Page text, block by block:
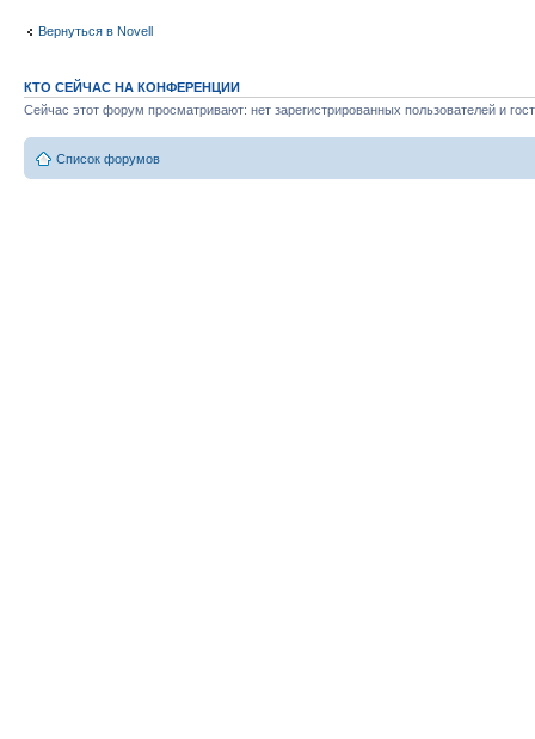
Вернуться в Novell
КТО СЕЙЧАС НА КОНФЕРЕНЦИИ
Сейчас этот форум просматривают: нет зарегистрированных пользователей и
Список форумов